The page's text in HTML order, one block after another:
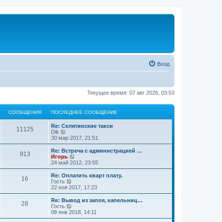
Вход
Текущее время: 07 авг 2026, 03:53
СООБЩЕНИЯ ПОСЛЕДНЕЕ СООБЩЕНИЕ
11125
Re: Селятинские такси
Dik
е
р
е
т
п
о
с
е
д
н
е
30 мар 2017, 21:51
913
Re: Встреча с администрацией …
Игорь
е
р
е
т
п
о
с
24 май 2012, 23:55
16
Re: Оплатить кварт плату.
Гость
е
р
е
т
22 ноя 2017, 17:23
28
Re: Вывод из запоя, капельниц…
Гость
е
р
08 янв 2018, 14:11